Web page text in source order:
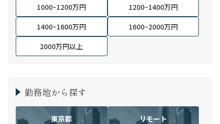
1000~1200万円
1200~1400万円
1400~1600万円
1600~2000万円
2000万円以上
勤務地から探す
東京都 リモート